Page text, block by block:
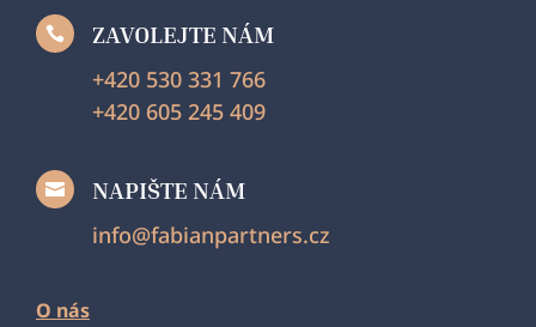

ZAVOLEJTE NÁM
+420 530 331 766
+420 605 245 409

NAPIŠTE NÁM
info@fabianpartners.cz
O nás